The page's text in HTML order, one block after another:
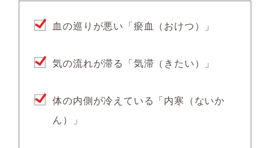
血の巡りが悪い「瘀血（おけつ）」
気の流れが滞る「気滞（きたい）」
体の内側が冷えている「内寒（ないか
ん）」